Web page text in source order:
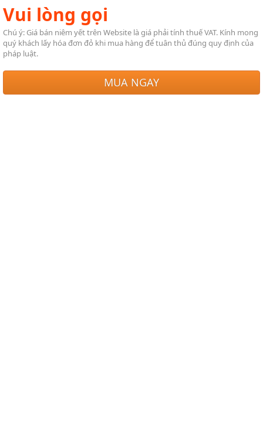
Vui lòng gọi
Chú ý: Giá bán niêm yết trên Website là giá phải tính thuế VAT. Kính mong
quý khách lấy hóa đơn đỏ khi mua hàng để tuân thủ đúng quy định của
pháp luật.
MUA NGAY